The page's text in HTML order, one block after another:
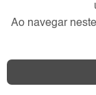
Ao navegar